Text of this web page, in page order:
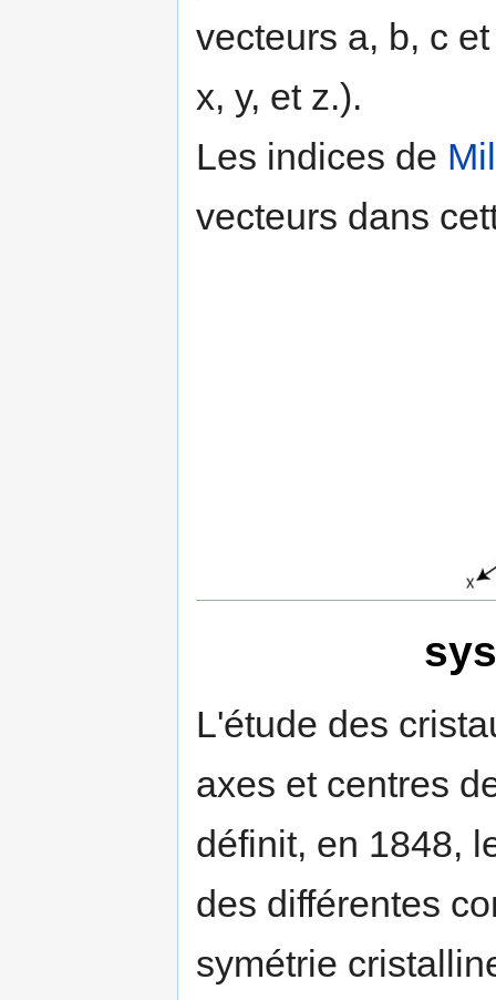
vecteurs a, b, c
x, y, et z.).
Les indices de
vecteurs dans
L'étude des
axes et centres
définit, en 1848,
des différentes
symétrie